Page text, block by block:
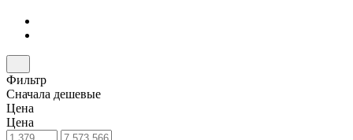
Фильтр
Сначала дешевые
Цена
Цена